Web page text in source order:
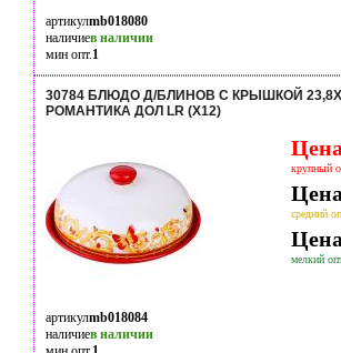
артикулmb018080
наличиев наличии
мин опт.1
30784 БЛЮДО Д/БЛИНОВ С КРЫШКОЙ
РОМАНТИКА ДОЛ LR (Х12)
крупный
средний
мелкий
артикулmb018084
наличиев наличии